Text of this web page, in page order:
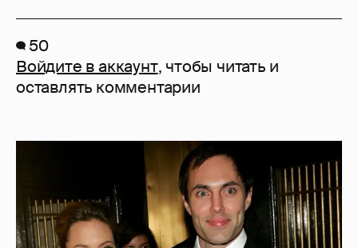
50
Войдите в аккаунт, чтобы читать и
оставлять комментарии